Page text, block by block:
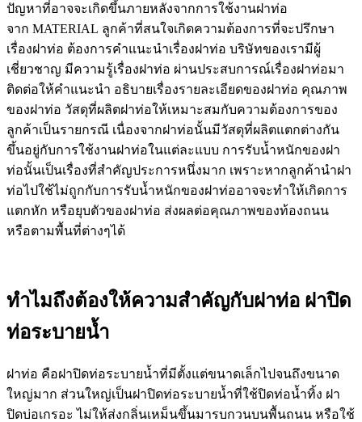
ปัญหาที่อาจจะเกิดขึ้นภายหลังจากการใช้งานฝาท่อ
จาก MATERIAL ลูกค้าที่สนใจเกิดความต้องการที่จะปรึกษา
เรื่องฝาท่อ ต้องการคำแนะนำเรื่องฝาท่อ บริษัทของเรามีผู้
เชี่ยวชาญ มีความรู้เรื่องฝาท่อ ผ่านประสบการณ์เรื่องฝาท่อมา
ติดต่อให้คำแนะนำ อธิบายเรื่องรายละเอียดของฝาท่อ คุณภาพ
ของฝาท่อ วัสดุที่ผลิตฝาท่อให้เหมาะสมกับความต้องการของ
ลูกค้าเป็นรายกรณี เนื่องจากฝาท่อนั้นมีวัสดุที่ผลิตแตกต่างกัน
ขึ้นอยู่กับการใช้งานฝาท่อในแต่ละแบบ การรับน้ำหนักของฝา
ท่อนั้นเป็นเรื่องที่สำคัญประการหนึ่งมาก เพราะหากลูกค้านำฝา
ท่อไปใช้ไม่ถูกกับการรับน้ำหนักของฝาท่ออาจจะทำให้เกิดการ
แตกหัก หรือยุบตัวของฝาท่อ ส่งผลต่อคุณภาพของท้องถนน
หรือตามพื้นที่ต่างๆได้
ทำไมถึงต้องให้ความสำคัญกับฝาท่อ ฝาปิด
ท่อระบายน้ำ
ฝาท่อ คือฝาปิดท่อระบายน้ำที่มีตั้งแต่ขนาดเล็กไปจนถึงขนาด
ใหญ่มาก ส่วนใหญ่เป็นฝาปิดท่อระบายน้ำที่ใช้ปิดท่อน้ำทิ้ง ฝา
ปิดบ่อเกรอะ ไม่ให้ส่งกลิ่นเหม็นขึ้นมารบกวนบนพื้นถนน หรือใช้